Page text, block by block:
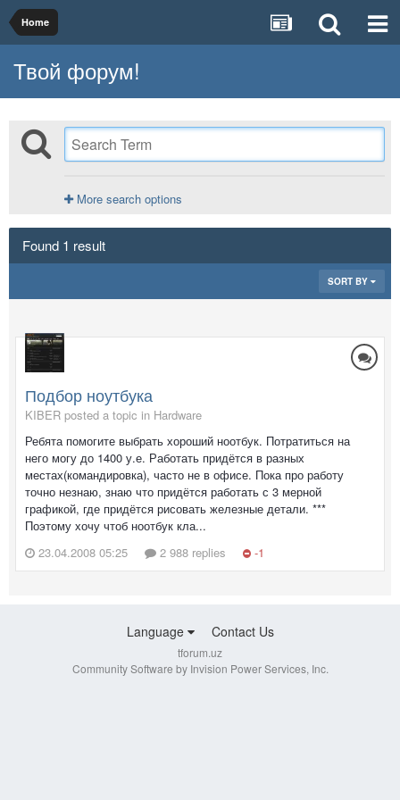
Home
Твой форум!
More search options
Found 1 result
SORT BY
Подбор ноутбука
KIBER posted a topic in Hardware
Ребята помогите выбрать хороший ноотбук. Потратиться на
него могу до 1400 у.е. Работать придётся в разных
местах(командировка), часто не в офисе. Пока про работу
точно незнаю, знаю что придётся работать с 3 мерной
графикой, где придётся рисовать железные детали. ***
Поэтому хочу чтоб ноотбук кла...
23.04.2008 05:25
2 988 replies -1
Language Contact Us
tforum.uz
Community Software by Invision Power Services, Inc.